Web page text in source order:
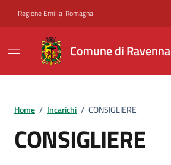
Regione Emilia-Romagna
Comune di Ravenna
Home / Incarichi / CONSIGLIERE
CONSIGLIERE